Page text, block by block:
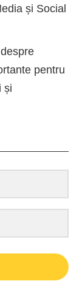
și Social
pentru
și